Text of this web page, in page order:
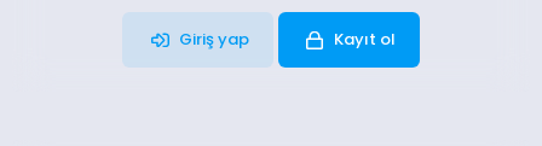
Giriş yap Kayıt ol